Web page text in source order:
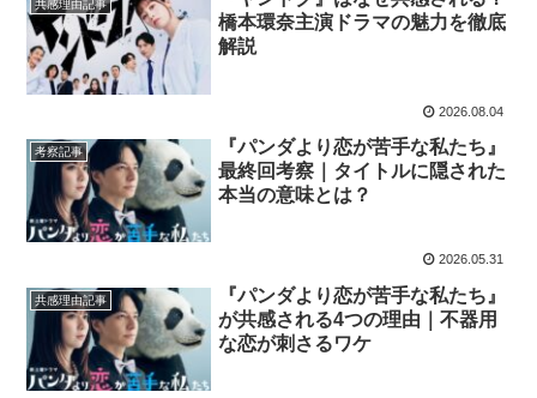
共感理由記事
橋本環奈主演ドラマの魅力を徹底
解説
2026.08.04
考察記事
『パンダより恋が苦手な私たち』
最終回考察｜タイトルに隠された
本当の意味とは？
2026.05.31
共感理由記事
『パンダより恋が苦手な私たち』
が共感される4つの理由｜不器用
な恋が刺さるワケ